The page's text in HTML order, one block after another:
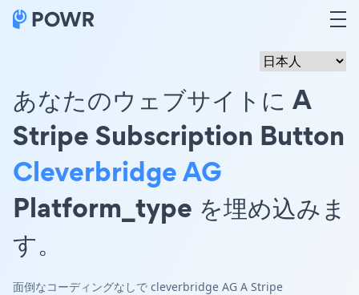
あなたのウェブサイトに A
Stripe Subscription Button
Cleverbridge AG
Platform_type を埋め込みま
す。
面倒なコーディングなしで cleverbridge AG A Stripe